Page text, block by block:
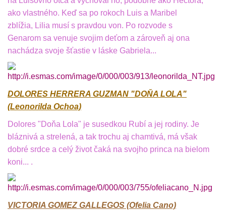
ako vlastného. Keď sa po rokoch Luis a Maribel
zblížia, Lilia musí s pravdou von. Po rozvode s
Genarom sa venuje svojim deťom a zároveň aj ona
nachádza svoje šťastie v láske Gabriela...
DOLORES HERRERA GUZMAN "DOŇA LOLA"
(Leonorilda Ochoa)
Dolores "Doňa Lola" je susedkou Rubí a jej rodiny. Je
bláznivá a strelená, a tak trochu aj chamtivá, má však
dobré srdce a celý život čaká na svojho princa na bielom
koni... .
VICTORIA GOMEZ GALLEGOS (Ofelia Cano)